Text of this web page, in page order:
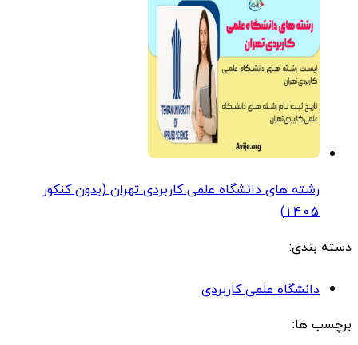
رشته های دانشگاه علمی کاربردی تهران (بدون کنکور
1405)
دسته بندی:
دانشگاه علمی کاربردی
برچسب ها: